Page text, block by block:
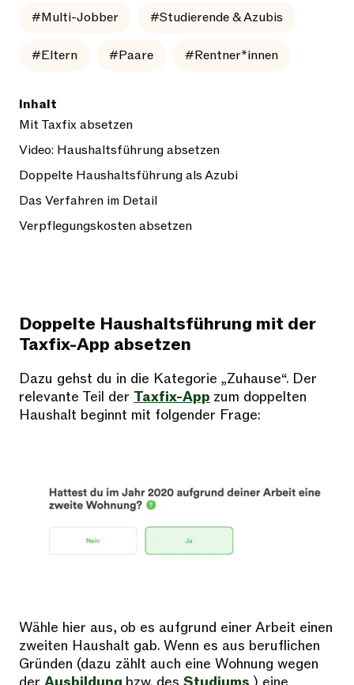
#Multi-Jobber #Studierende & Azubis
#Eltern #Paare #Rentner*innen
Inhalt
Mit Taxfix absetzen
Video: Haushaltsführung absetzen
Doppelte Haushaltsführung als Azubi
Das Verfahren im Detail
Verpflegungskosten absetzen
Doppelte Haushaltsführung mit der
Taxfix-App absetzen
Dazu gehst du in die Kategorie „Zuhause“. Der
relevante Teil der Taxfix-App zum doppelten
Haushalt beginnt mit folgender Frage:
Wähle hier aus, ob es aufgrund einer Arbeit einen
zweiten Haushalt gab. Wenn es aus beruflichen
Gründen (dazu zählt auch eine Wohnung wegen